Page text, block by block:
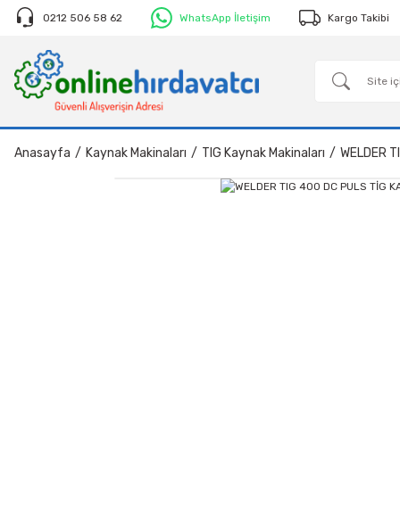
0212 506 58 62 WhatsApp İletişim Kargo Takibi
Anasayfa Kaynak Makinaları TIG Kaynak Makinaları WELDER